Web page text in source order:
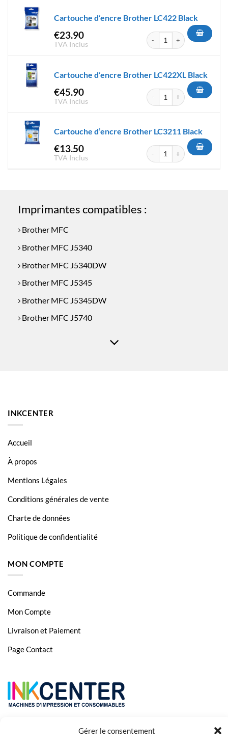
Gérer le consentement
Cartouche d’encre Brother LC422 Black
€23.90
TVA Inclus
quantité de Cartouche
Cartouche d’encre Brother LC422XL Black
€45.90
TVA Inclus
quantité de Cartouche
Cartouche d’encre Brother LC3211 Black
€13.50
TVA Inclus
quantité de Cartouche
Imprimantes compatibles :
Brother MFC
Brother MFC J5340
Brother MFC J5340DW
Brother MFC J5345
Brother MFC J5345DW
Brother MFC J5740
Brother MFC J6940
Brother MFC J6940DW
INKCENTER
Accueil
À propos
Mentions Légales
Conditions générales de vente
Charte de données
Politique de confidentialité
MON COMPTE
Commande
Mon Compte
Livraison et Paiement
Page Contact